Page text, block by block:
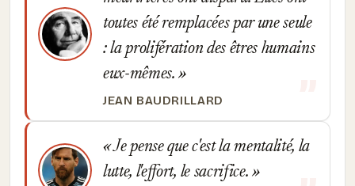
toutes été remplacées par une seule
: la prolifération des êtres humains
eux-mêmes.
JEAN BAUDRILLARD
Je pense que c'est la mentalité, la
lutte, l'effort, le sacrifice.